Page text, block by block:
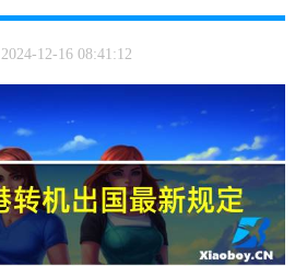
2024-12-16 08:41:12